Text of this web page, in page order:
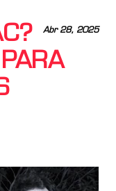
Abr 28, 2025